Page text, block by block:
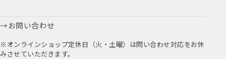
お問い合わせ
※オンラインショップ定休日（火・土曜）は問い合わせ対応をお休
みさせていただきます。